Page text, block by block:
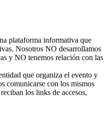
plataforma informativa que
Nosotros NO desarrollamos
y NO tenemos relación con las
que organiza el evento y
comunicarse con los mismos
los links de accesos,